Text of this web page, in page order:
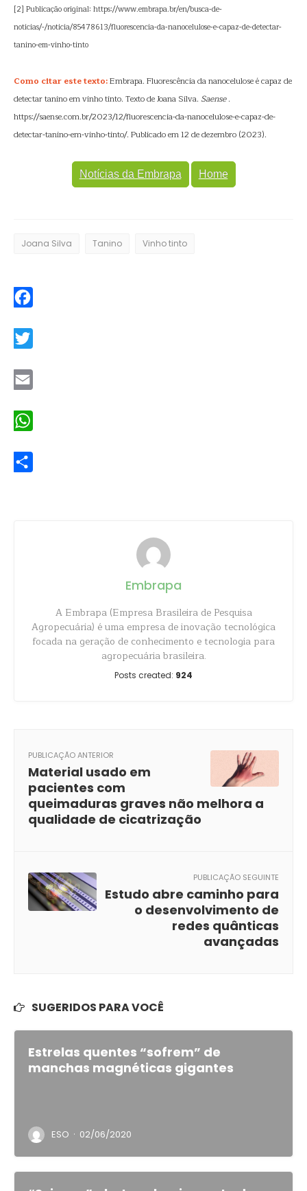
[2] Publicação original: https://www.embrapa.br/en/busca-de-
noticias/-/noticia/85478613/fluorescencia-da-nanocelulose-e-capaz-de-detectar-
tanino-em-vinho-tinto
Como citar este texto:Embrapa. Fluorescência da nanocelulose é capaz de
detectar tanino em vinho tinto. Texto de Joana Silva. Saense.
https://saense.com.br/2023/12/fluorescencia-da-nanocelulose-e-capaz-de-
detectar-tanino-em-vinho-tinto/. Publicado em 12 de dezembro (2023).
Notícias da Embrapa Home
Joana Silva Tanino Vinho tinto
Embrapa
A Embrapa (Empresa Brasileira de Pesquisa
Agropecuária) é uma empresa de inovação tecnológica
focada na geração de conhecimento e tecnologia para
agropecuária brasileira.
Posts created: 924
PUBLICAÇÃO ANTERIOR
Material usado em
pacientes com
queimaduras graves não melhora a
qualidade de cicatrização
PUBLICAÇÃO SEGUINTE
Estudo abre caminho para
o desenvolvimento de
redes quânticas
avançadas
SUGERIDOS PARA VOCÊ
Estrelas quentes “sofrem” de
manchas magnéticas gigantes
ESO · 02/06/2020